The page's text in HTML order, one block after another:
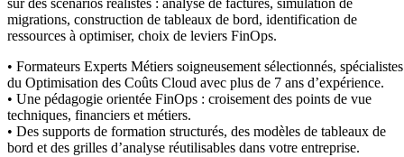
migrations, construction de tableaux de bord, identification de
ressources à optimiser, choix de leviers FinOps.
• Formateurs Experts Métiers soigneusement sélectionnés, spécialistes
du Optimisation des Coûts Cloud avec plus de 7 ans d’expérience.
• Une pédagogie orientée FinOps : croisement des points de vue
techniques, financiers et métiers.
• Des supports de formation structurés, des modèles de tableaux de
bord et des grilles d’analyse réutilisables dans votre entreprise.